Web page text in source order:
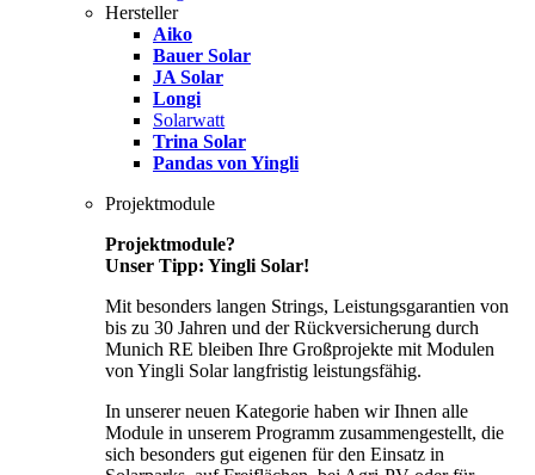
Hersteller
Aiko
Bauer Solar
JA Solar
Longi
Solarwatt
Trina Solar
Pandas von Yingli
Projektmodule
Projektmodule?
Unser Tipp: Yingli Solar!
Mit besonders langen Strings, Leistungsgarantien von
bis zu 30 Jahren und der Rückversicherung durch
Munich RE bleiben Ihre Großprojekte mit Modulen
von Yingli Solar langfristig leistungsfähig.
In unserer neuen Kategorie haben wir Ihnen alle
Module in unserem Programm zusammengestellt, die
sich besonders gut eigenen für den Einsatz in